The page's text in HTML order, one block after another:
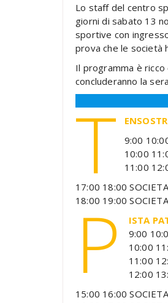
Lo staff del centro
giorni di sabato 13
sportive con
prova che le società
Il programma è
concluderanno la
T
9:00
10:00
11:00
17:00 18:00
18:00 19:00
P
ISTA
9:00
10:00
11:00
12:00
15:00 16:00